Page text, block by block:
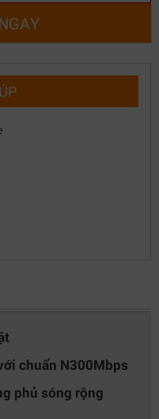
chuẩn N300Mbps
phủ sóng rộng